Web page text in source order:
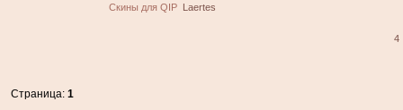
Скины для QIP Laertes
4
Страница:1